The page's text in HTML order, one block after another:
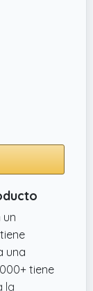
una
tiene
la